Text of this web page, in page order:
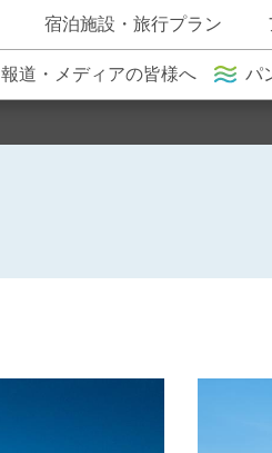
宿泊施設・旅行プラン
報道・メディアの皆様へ パ